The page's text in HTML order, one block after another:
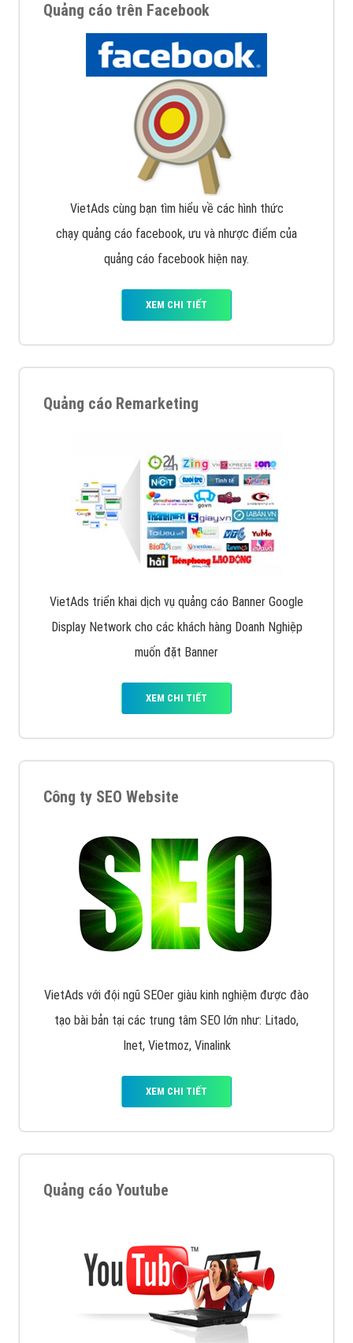
Quảng cáo trên Facebook
VietAds cùng bạn tìm hiểu về các hình thức
chạy quảng cáo facebook, ưu và nhược điểm của
quảng cáo facebook hiện nay.
XEM CHI TIẾT
Quảng cáo Remarketing
VietAds triển khai dịch vụ quảng cáo Banner Google
Display Network cho các khách hàng Doanh Nghiệp
muốn đặt Banner
XEM CHI TIẾT
Công ty SEO Website
VietAds với đội ngũ SEOer giàu kinh nghiệm được đào
tạo bài bản tại các trung tâm SEO lớn như: Litado,
Inet, Vietmoz, Vinalink
XEM CHI TIẾT
Quảng cáo Youtube